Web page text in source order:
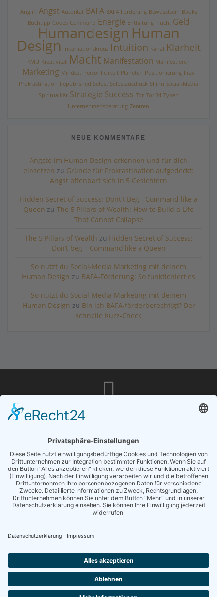
Angriff Angst Autorität BAFA BAFA Förderung Bewusstsein Books
Buchtipp Codes Command Energie Entfaltung Flucht Geld
Humandesign Human
Design Inkarnationskreuz Intuition Kanal Klarheit
KMU Kreativität Macht Manifestation Manifestieren
Marketing Mindset Persönlichkeit Planeten Positionierung Pray
Prokrastination Republished Selbst Selbstausdruck Shinn Social-Media
Spiritualität Strategie Success Tor Tor 34 Typen
Unternehmensberatung Zentren
NEUE KOMMENTARE
Ängste im Human Design erkennen und für dich
einsetzen zu Gründe für Prokrastination aufgedeckt:
Angst offenbart sich in 5 Gesichtern
Hidden Secret of Success: Dont't Beg - Command like a
Queen zu The 5 Pillars of Wealth: How to Build a Life
That Cannot Collapse
The 5 Pillars of Wealth zu Hidden Secret of Success:
Don’t beg – Command like a Queen
So nutzt du Social-Media Marketing mit deinem
Human Design zu BAFA-Förderung: So funktioniert es
So nutzt du Social-Media Marketing mit deinem
Human Design zu Bin ich BAFA-förderberechtigt? Der
schnelle Kurz-Check
Magic Success Publishing & Consulting | Norderreihe 18b |
moin@magicsuccess.de
+49 (0)4638 979 9009